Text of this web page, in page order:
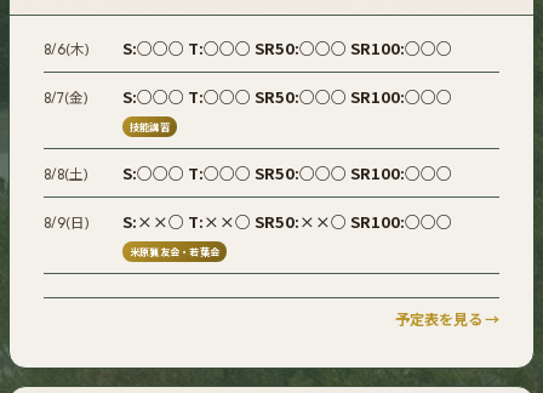
8/6(木) S:○○○ T:○○○ SR50:○○○ SR100:○○○
8/7(金) S:○○○ T:○○○ SR50:○○○ SR100:○○○
技能講習
8/8(土) S:○○○ T:○○○ SR50:○○○ SR100:○○○
8/9(日) S:××○ T:××○ SR50:××○ SR100:○○○
米原猟友会・若葉会
8/10(月) S:△△○T:○○○SR50:○○○SR100:○○○
8/11(火) 定休日
予定表を見る →